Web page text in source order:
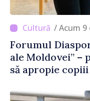
/ Acum
Forumul
ale Moldovei”
să apropie